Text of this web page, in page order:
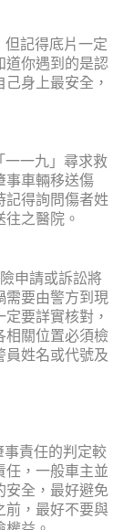
但記得底片一定
道你遇到的是認
身上最安全，
一一九」尋求救
事車輛移送傷
記得詢問傷者姓
之醫院。
申請或訴訟將
需要由警方到現
要詳實核對，
相關位置必須檢
員姓名或代號及
事責任的判定較
任，一般車主並
安全，最好避免
前，最好不要與